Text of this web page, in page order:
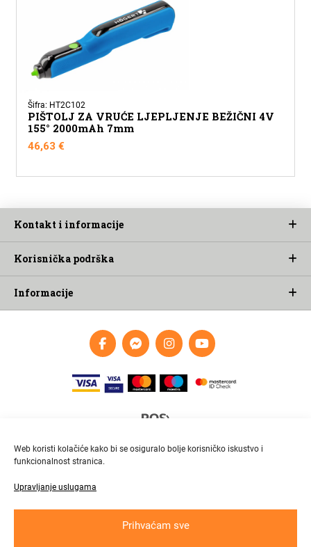
Web koristi kolačiće kako bi se osiguralo bolje korisničko iskustvo i
funkcionalnost stranica.
Upravljanje uslugama
Prihvaćam sve
Šifra: HT2C102
PIŠTOLJ ZA VRUĆE LJEPLJENJE BEŽIČNI 4V
155° 2000mAh 7mm
46,63€
Kontakt i informacije
Korisnička podrška
Informacije
Brza i pouzdana dostava